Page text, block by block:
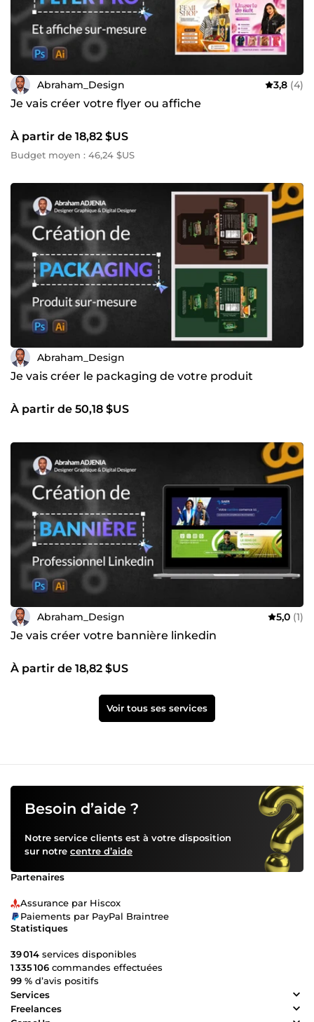
Abraham_Design 3,8 (4)
Je vais créer votre flyer ou affiche
À partir de 18,82 $US
Budget moyen : 46,24 $US
Abraham_Design
Je vais créer le packaging de votre produit
À partir de 50,18 $US
Abraham_Design 5,0 (1)
Je vais créer votre bannière linkedin
À partir de 18,82 $US
Voir tous ses services
Besoin d’aide ?
Notre service clients est à votre disposition
sur notre centre d’aide
Partenaires
Assurance par Hiscox
Paiements par PayPal Braintree
Statistiques
39 014 services disponibles
1 335 106 commandes effectuées
99 % d’avis positifs
Services
Freelances